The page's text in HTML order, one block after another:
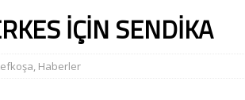
İÇİN SENDİKA
, Haberler